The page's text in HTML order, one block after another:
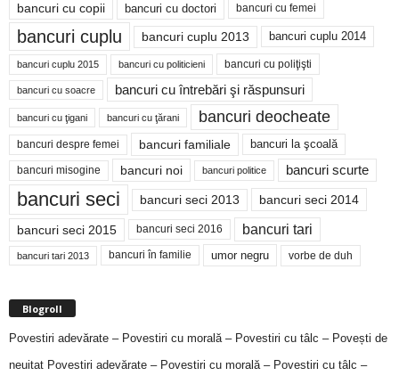
bancuri cu copii bancuri cu doctori bancuri cu femei
bancuri cuplu bancuri cuplu 2013 bancuri cuplu 2014
bancuri cuplu 2015 bancuri cu politicieni bancuri cu poliţişti
bancuri cu soacre bancuri cu întrebări şi răspunsuri
bancuri cu ţigani bancuri cu ţărani bancuri deocheate
bancuri despre femei bancuri familiale bancuri la şcoală
bancuri misogine bancuri noi bancuri politice bancuri scurte
bancuri seci bancuri seci 2013 bancuri seci 2014
bancuri seci 2015 bancuri seci 2016 bancuri tari
bancuri tari 2013 bancuri în familie umor negru vorbe de duh
Blogroll
Povestiri adevărate – Povestiri cu morală – Povestiri cu tâlc – Povești de
neuitat Povestiri adevărate – Povestiri cu morală – Povestiri cu tâlc –